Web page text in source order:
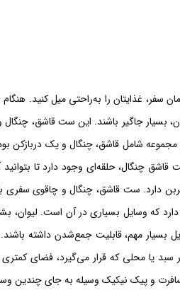
سفر، غذایتان را به‌راحتی میل کنید.
بسیار جاگیر باشند. این ست قاشق،
شامل قاشق، چنگال و یک دربازکن
چنگال، حلقه‌ای وجود دارد تا
است که پایه‌ی آن از آهن ساخته می‌شود و کمتر از ۲ درصد
که وسایل بسیاری در آن است.
محلی که قرار می‌گیرد، فضای
و پیک نیکیک وسیله به جای چندین